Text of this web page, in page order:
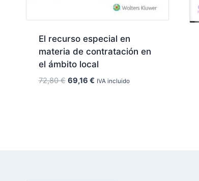
El recurso especial en
materia de contratación en
el ámbito local
72,80€ El
69,16 €ElIVA incluido